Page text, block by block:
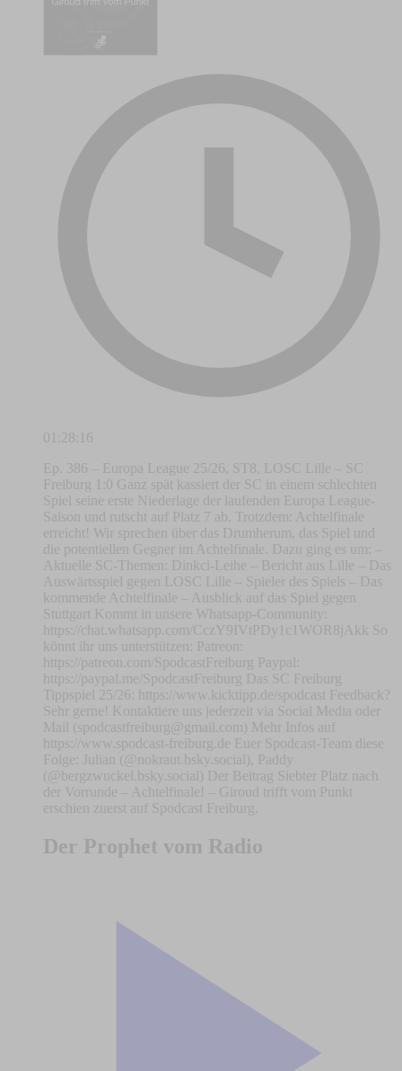
01:28:16
Ep. 386 – Europa League 25/26, ST8, LOSC Lille – SC
Freiburg 1:0 Ganz spät kassiert der SC in einem schlechten
Spiel seine erste Niederlage der laufenden Europa League-
Saison und rutscht auf Platz 7 ab. Trotzdem: Achtelfinale
erreicht! Wir sprechen über das Drumherum, das Spiel und
die potentiellen Gegner im Achtelfinale. Dazu ging es um: –
Aktuelle SC-Themen: Dinkci-Leihe – Bericht aus Lille – Das
Auswärtsspiel gegen LOSC Lille – Spieler des Spiels – Das
kommende Achtelfinale – Ausblick auf das Spiel gegen
Stuttgart Kommt in unsere Whatsapp-Community:
https://chat.whatsapp.com/CczY9IVtPDy1c1WOR8jAkk So
könnt ihr uns unterstützen: Patreon:
https://patreon.com/SpodcastFreiburg Paypal:
https://paypal.me/SpodcastFreiburg Das SC Freiburg
Tippspiel 25/26: https://www.kicktipp.de/spodcast Feedback?
Sehr gerne! Kontaktiere uns jederzeit via Social Media oder
Mail (spodcastfreiburg@gmail.com ) Mehr Infos auf
https://www.spodcast-freiburg.de Euer Spodcast-Team diese
Folge: Julian (@nokraut.bsky.social), Paddy
(@bergzwuckel.bsky.social) Der Beitrag Siebter Platz nach
der Vorrunde – Achtelfinale! – Giroud trifft vom Punkt
erschien zuerst auf Spodcast Freiburg.
Der Prophet vom Radio